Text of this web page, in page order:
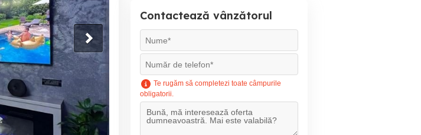
Contactează vânzătorul
Te rugăm să completezi toate câmpurile
obligatorii.